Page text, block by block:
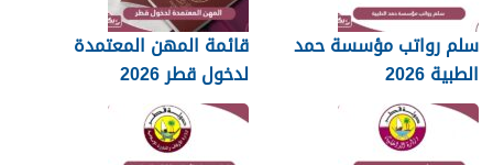
سلم رواتب مؤسسة حمد
الطبية 2026
قائمة المهن المعتمدة
لدخول قطر 2026